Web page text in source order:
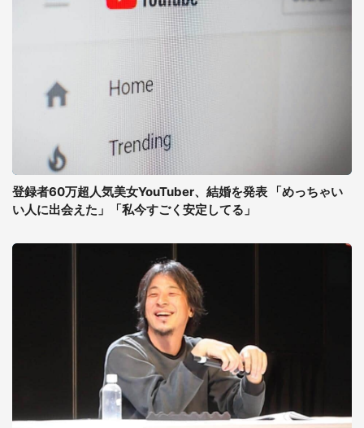
登録者60万超人気美女YouTuber、結婚を発表 「めっちゃい
い人に出会えた」「私今すごく安定してる」